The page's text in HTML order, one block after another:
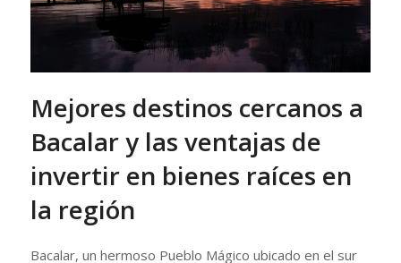
Mejores destinos cercanos a
Bacalar y las ventajas de
invertir en bienes raíces en
la región
Bacalar, un hermoso Pueblo Mágico ubicado en el sur